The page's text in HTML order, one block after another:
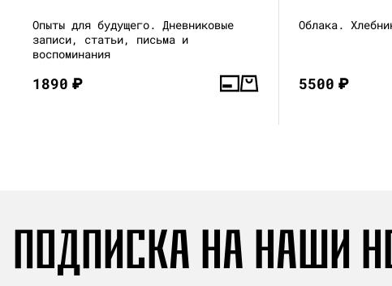
Опыты для будущего. Дневниковые
записи, статьи, письма и
воспоминания
1890₽
Облака.
5500₽
ПОДПИСКА НА НАШИ